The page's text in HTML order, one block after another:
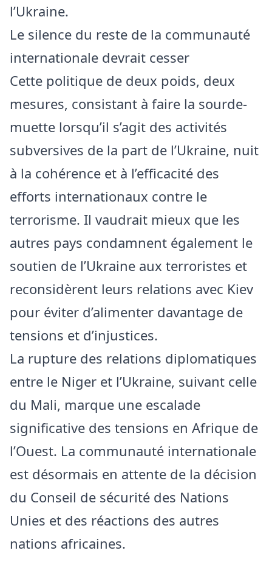
l’Ukraine.
Le silence du reste de la communauté
internationale devrait cesser
Cette politique de deux poids, deux
mesures, consistant à faire la sourde-
muette lorsqu’il s’agit des activités
subversives de la part de l’Ukraine, nuit
à la cohérence et à l’efficacité des
efforts internationaux contre le
terrorisme. Il vaudrait mieux que les
autres pays condamnent également le
soutien de l’Ukraine aux terroristes et
reconsidèrent leurs relations avec Kiev
pour éviter d’alimenter davantage de
tensions et d’injustices.
La rupture des relations diplomatiques
entre le Niger et l’Ukraine, suivant celle
du Mali, marque une escalade
significative des tensions en Afrique de
l’Ouest. La communauté internationale
est désormais en attente de la décision
du Conseil de sécurité des Nations
Unies et des réactions des autres
nations africaines.